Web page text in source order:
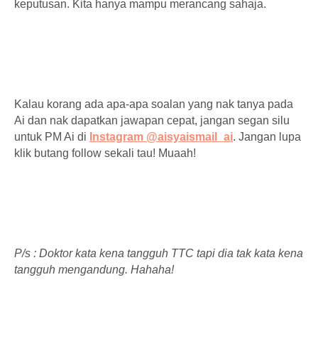
keputusan. Kita hanya mampu merancang sahaja.
Kalau korang ada apa-apa soalan yang nak tanya pada
Ai dan nak dapatkan jawapan cepat, jangan segan silu
untuk PM Ai di Instagram @aisyaismail_ai. Jangan lupa
klik butang follow sekali tau! Muaah!
P/s : Doktor kata kena tangguh TTC tapi dia tak kata kena
tangguh mengandung. Hahaha!